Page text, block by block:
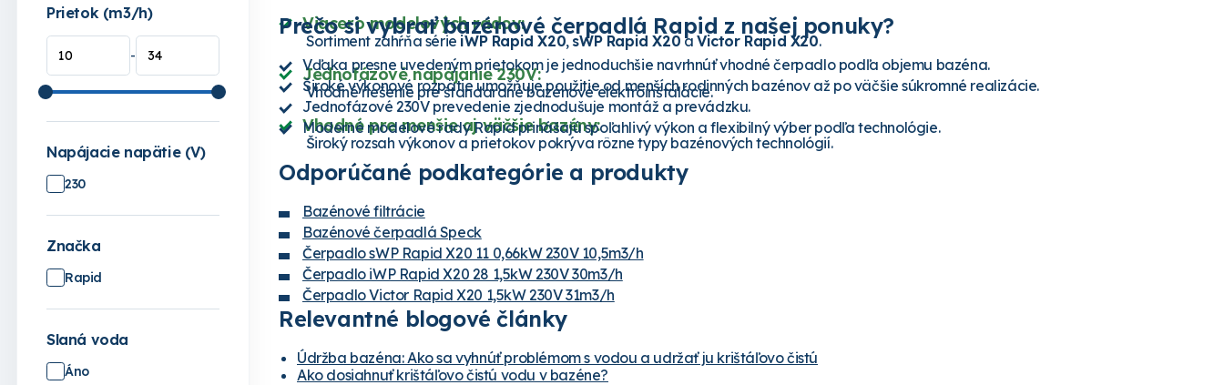
Prietok (m3/h)
-
Napájacie napätie (V)
230
Značka
Rapid
Slaná voda
Áno
Viacero modelových radov:
Sortiment zahŕňa série iWP Rapid X20, sWP Rapid X20 a Victor Rapid X20.
Jednofázové napájanie 230V:
Vhodné riešenie pre štandardné bazénové elektroinštalácie.
Vhodné pre menšie aj väčšie bazény:
Široký rozsah výkonov a prietokov pokrýva rôzne typy bazénových technológií.
Prečo si vybrať bazénové čerpadlá Rapid z našej ponuky?
Vďaka presne uvedeným prietokom je jednoduchšie navrhnúť vhodné čerpadlo podľa objemu bazéna.
Široké výkonové rozpätie umožňuje použitie od menších rodinných bazénov až po väčšie súkromné realizácie.
Jednofázové 230V prevedenie zjednodušuje montáž a prevádzku.
Moderné modelové rady Rapid prinášajú spoľahlivý výkon a flexibilný výber podľa technológie.
Odporúčané podkategórie a produkty
Bazénové filtrácie
Bazénové čerpadlá Speck
Čerpadlo sWP Rapid X20 11 0,66kW 230V 10,5m3/h
Čerpadlo iWP Rapid X20 28 1,5kW 230V 30m3/h
Čerpadlo Victor Rapid X20 1,5kW 230V 31m3/h
Relevantné blogové články
Údržba bazéna: Ako sa vyhnúť problémom s vodou a udržať ju krištáľovo čistú
Ako dosiahnuť krištáľovo čistú vodu v bazéne?